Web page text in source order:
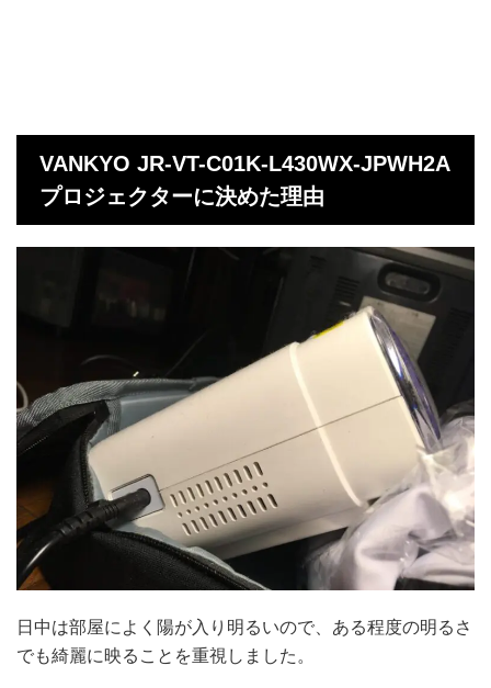
VANKYO JR-VT-C01K-L430WX-JPWH2A
プロジェクターに決めた理由
日中は部屋によく陽が入り明るいので、ある程度の明るさ
でも綺麗に映ることを重視しました。